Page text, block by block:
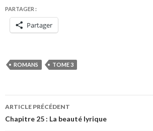
PARTAGER :
Partager
ROMANS TOME 3
Navigation
des
ARTICLE PRÉCÉDENT
Chapitre 25 : La beauté lyrique